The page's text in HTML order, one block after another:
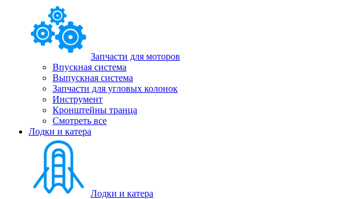
Запчасти для моторов
Впускная система
Выпускная система
Запчасти для угловых колонок
Инструмент
Кронштейны транца
Смотреть все
Лодки и катера
Лодки и катера